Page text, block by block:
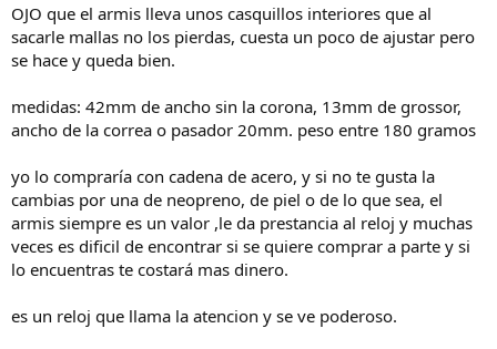
OJO que el armis lleva unos casquillos interiores que al
sacarle mallas no los pierdas, cuesta un poco de ajustar pero
se hace y queda bien.
medidas: 42mm de ancho sin la corona, 13mm de grossor,
ancho de la correa o pasador 20mm. peso entre 180 gramos
yo lo compraría con cadena de acero, y si no te gusta la
cambias por una de neopreno, de piel o de lo que sea, el
armis siempre es un valor ,le da prestancia al reloj y muchas
veces es dificil de encontrar si se quiere comprar a parte y si
lo encuentras te costará mas dinero.
es un reloj que llama la atencion y se ve poderoso.